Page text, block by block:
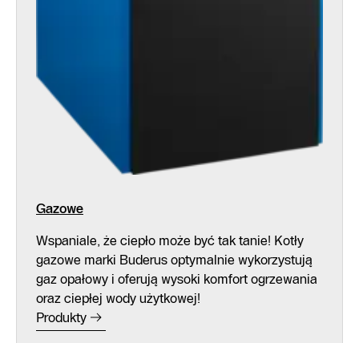
Gazowe
Wspaniale, że ciepło może być tak tanie! Kotły
gazowe marki Buderus optymalnie wykorzystują
gaz opałowy i oferują wysoki komfort ogrzewania
oraz ciepłej wody użytkowej!
Produkty